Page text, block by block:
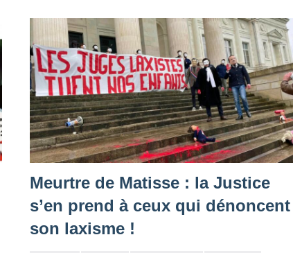
Meurtre de Matisse : la Justice
s’en prend à ceux qui dénoncent
son laxisme !